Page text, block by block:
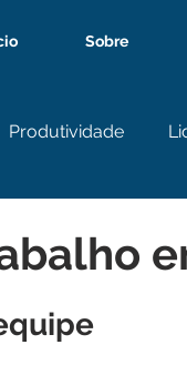
Sobre
Produtividade